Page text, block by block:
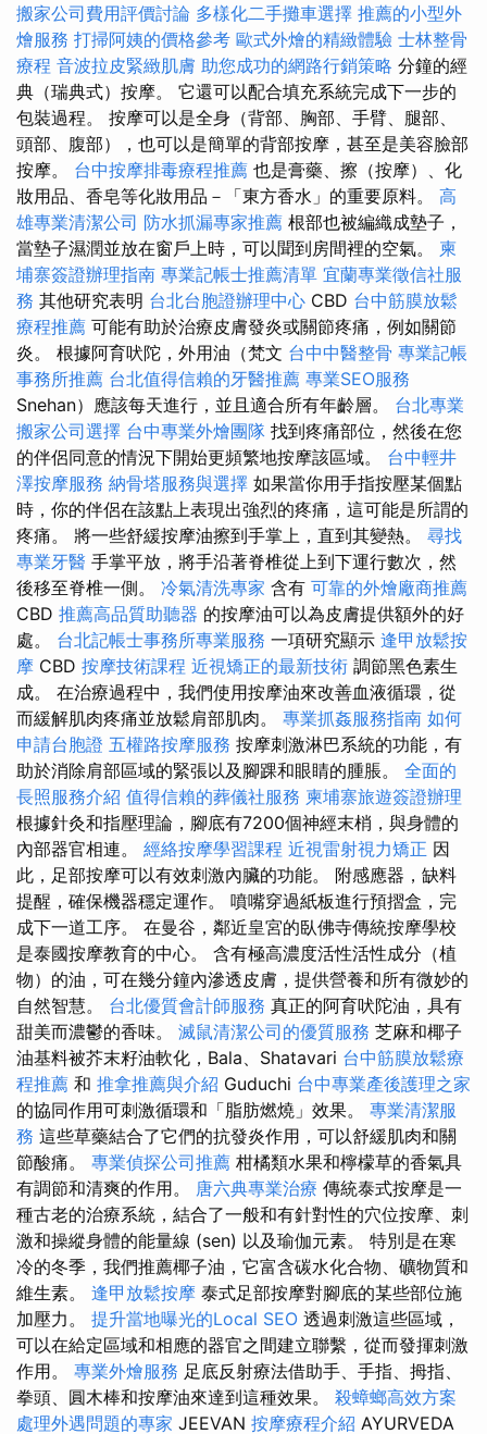
搬家公司費用評價討論 多樣化二手攤車選擇 推薦的小型外
燴服務 打掃阿姨的價格參考 歐式外燴的精緻體驗 士林整骨
療程 音波拉皮緊緻肌膚 助您成功的網路行銷策略 分鐘的經
典（瑞典式）按摩。 它還可以配合填充系統完成下一步的
包裝過程。 按摩可以是全身（背部、胸部、手臂、腿部、
頭部、腹部），也可以是簡單的背部按摩，甚至是美容臉部
按摩。 台中按摩排毒療程推薦 也是膏藥、擦（按摩）、化
妝用品、香皂等化妝用品－「東方香水」的重要原料。 高
雄專業清潔公司 防水抓漏專家推薦 根部也被編織成墊子，
當墊子濕潤並放在窗戶上時，可以聞到房間裡的空氣。 柬
埔寨簽證辦理指南 專業記帳士推薦清單 宜蘭專業徵信社服
務 其他研究表明 台北台胞證辦理中心 CBD 台中筋膜放鬆
療程推薦 可能有助於治療皮膚發炎或關節疼痛，例如關節
炎。 根據阿育吠陀，外用油（梵文 台中中醫整骨 專業記帳
事務所推薦 台北值得信賴的牙醫推薦 專業SEO服務
Snehan）應該每天進行，並且適合所有年齡層。 台北專業
搬家公司選擇 台中專業外燴團隊 找到疼痛部位，然後在您
的伴侶同意的情況下開始更頻繁地按摩該區域。 台中輕井
澤按摩服務 納骨塔服務與選擇 如果當你用手指按壓某個點
時，你的伴侶在該點上表現出強烈的疼痛，這可能是所謂的
疼痛。 將一些舒緩按摩油擦到手掌上，直到其變熱。 尋找
專業牙醫 手掌平放，將手沿著脊椎從上到下運行數次，然
後移至脊椎一側。 冷氣清洗專家 含有 可靠的外燴廠商推薦
CBD 推薦高品質助聽器 的按摩油可以為皮膚提供額外的好
處。 台北記帳士事務所專業服務 一項研究顯示 逢甲放鬆按
摩 CBD 按摩技術課程 近視矯正的最新技術 調節黑色素生
成。 在治療過程中，我們使用按摩油來改善血液循環，從
而緩解肌肉疼痛並放鬆肩部肌肉。 專業抓姦服務指南 如何
申請台胞證 五權路按摩服務 按摩刺激淋巴系統的功能，有
助於消除肩部區域的緊張以及腳踝和眼睛的腫脹。 全面的
長照服務介紹 值得信賴的葬儀社服務 柬埔寨旅遊簽證辦理
根據針灸和指壓理論，腳底有7200個神經末梢，與身體的
內部器官相連。 經絡按摩學習課程 近視雷射視力矯正 因
此，足部按摩可以有效刺激內臟的功能。 附感應器，缺料
提醒，確保機器穩定運作。 噴嘴穿過紙板進行預摺盒，完
成下一道工序。 在曼谷，鄰近皇宮的臥佛寺傳統按摩學校
是泰國按摩教育的中心。 含有極高濃度活性活性成分（植
物）的油，可在幾分鐘內滲透皮膚，提供營養和所有微妙的
自然智慧。 台北優質會計師服務 真正的阿育吠陀油，具有
甜美而濃鬱的香味。 滅鼠清潔公司的優質服務 芝麻和椰子
油基料被芥末籽油軟化，Bala、Shatavari 台中筋膜放鬆療
程推薦 和 推拿推薦與介紹 Guduchi 台中專業產後護理之家
的協同作用可刺激循環和「脂肪燃燒」效果。 專業清潔服
務 這些草藥結合了它們的抗發炎作用，可以舒緩肌肉和關
節酸痛。 專業偵探公司推薦 柑橘類水果和檸檬草的香氣具
有調節和清爽的作用。 唐六典專業治療 傳統泰式按摩是一
種古老的治療系統，結合了一般和有針對性的穴位按摩、刺
激和操縱身體的能量線 (sen) 以及瑜伽元素。 特別是在寒
冷的冬季，我們推薦椰子油，它富含碳水化合物、礦物質和
維生素。 逢甲放鬆按摩 泰式足部按摩對腳底的某些部位施
加壓力。 提升當地曝光的Local SEO 透過刺激這些區域，
可以在給定區域和相應的器官之間建立聯繫，從而發揮刺激
作用。 專業外燴服務 足底反射療法借助手、手指、拇指、
拳頭、圓木棒和按摩油來達到這種效果。 殺蟑螂高效方案
處理外遇問題的專家 JEEVAN 按摩療程介紹 AYURVEDA